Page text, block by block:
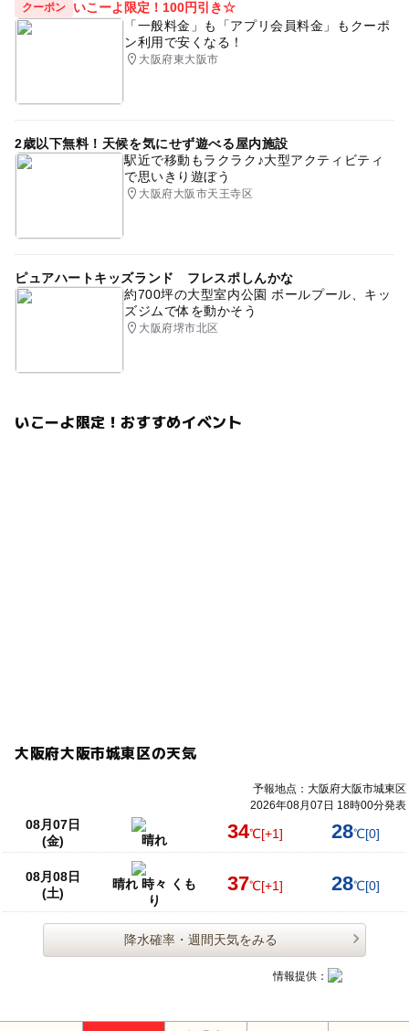
クーポン
いこーよ限定！100円引き☆
「一般料金」も「アプリ会員料金」もクーポ
ン利用で安くなる！
大阪府東大阪市
2歳以下無料！天候を気にせず遊べる屋内施設
駅近で移動もラクラク♪大型アクティビティ
で思いきり遊ぼう
大阪府大阪市天王寺区
ピュアハートキッズランド フレスポしんかな
約700坪の大型室内公園 ボールプール、キッ
ズジムで体を動かそう
大阪府堺市北区
いこーよ限定！おすすめイベント
大阪府大阪市城東区の天気
予報地点：大阪府大阪市城東区
2026年08月07日 18時00分発表
08月07日
(金)
晴れ 34℃[+1] 28℃[0]
08月08日
(土)
晴れ 時々 くも
り
37℃[+1] 28℃[0]
降水確率・週間天気をみる
情報提供：